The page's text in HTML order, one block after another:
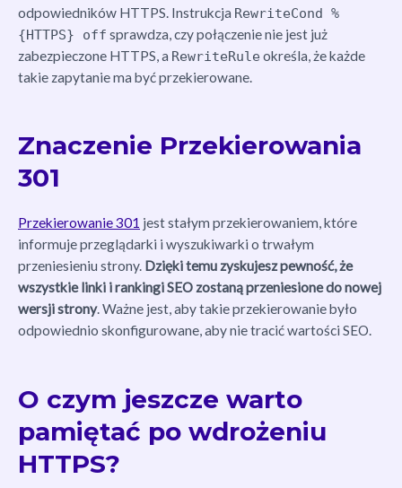
odpowiedników HTTPS. Instrukcja RewriteCond %
{HTTPS} off sprawdza, czy połączenie nie jest już
zabezpieczone HTTPS, a RewriteRule określa, że każde
takie zapytanie ma być przekierowane.
Znaczenie Przekierowania
301
Przekierowanie 301 jest stałym przekierowaniem, które
informuje przeglądarki i wyszukiwarki o trwałym
przeniesieniu strony. Dzięki temu zyskujesz pewność, że
wszystkie linki i rankingi SEO zostaną przeniesione do nowej
wersji strony. Ważne jest, aby takie przekierowanie było
odpowiednio skonfigurowane, aby nie tracić wartości SEO.
O czym jeszcze warto
pamiętać po wdrożeniu
HTTPS?